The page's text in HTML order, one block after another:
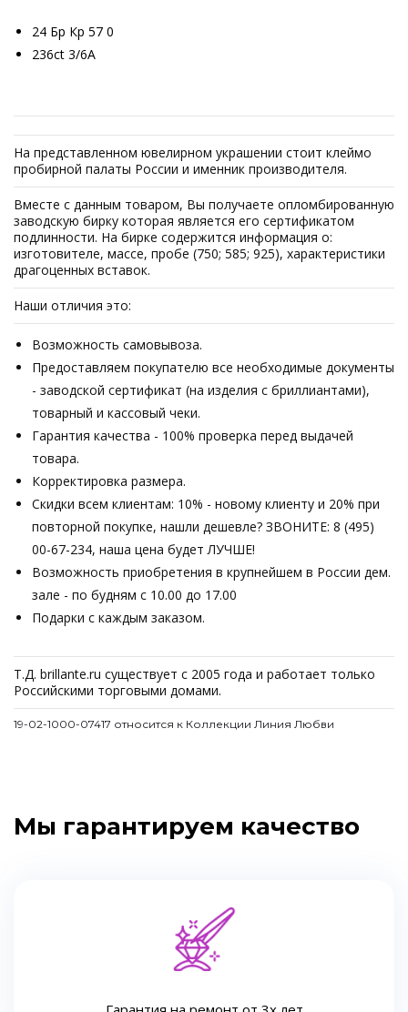
24 Бр Кр 57 0
236ct 3/6А
На представленном ювелирном украшении стоит клеймо
пробирной палаты России и именник производителя.
Вместе с данным товаром, Вы получаете опломбированную
заводскую бирку которая является его сертификатом
подлинности. На бирке содержится информация о:
изготовителе, массе, пробе (750; 585; 925), характеристики
драгоценных вставок.
Наши отличия это:
Возможность самовывоза.
Предоставляем покупателю все необходимые документы
- заводской сертификат (на изделия с бриллиантами),
товарный и кассовый чеки.
Гарантия качества - 100% проверка перед выдачей
товара.
Корректировка размера.
Скидки всем клиентам: 10% - новому клиенту и 20% при
повторной покупке, нашли дешевле? ЗВОНИТЕ: 8 (495)
00-67-234, наша цена будет ЛУЧШЕ!
Возможность приобретения в крупнейшем в России дем.
зале - по будням с 10.00 до 17.00
Подарки с каждым заказом.
Т.Д. brillante.ru существует с 2005 года и работает только
Российскими торговыми домами.
19-02-1000-07417 относится к Коллекции Линия Любви
Мы гарантируем качество